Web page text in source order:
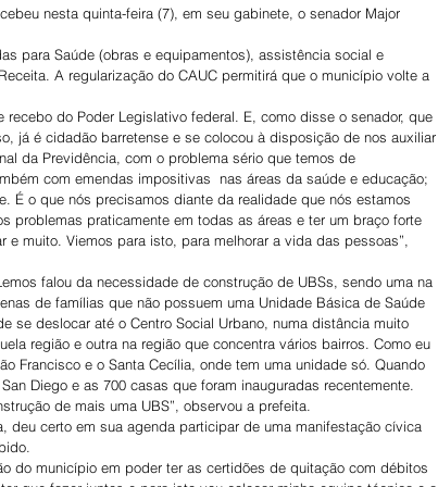
nesta quinta-feira (7), em seu gabinete, o senador Major
para Saúde (obras e equipamentos), assistência social e
A regularização do CAUC permitirá que o município volte a
do Poder Legislativo federal. E, como disse o senador, que
já é cidadão barretense e se colocou à disposição de nos auxiliar
da Previdência, com o problema sério que temos de
com emendas impositivas  nas áreas da saúde e educação;
É o que nós precisamos diante da realidade que nós estamos
problemas praticamente em todas as áreas e ter um braço forte
e muito. Viemos para isto, para melhorar a vida das pessoas”,
falou da necessidade de construção de UBSs, sendo uma na
de famílias que não possuem uma Unidade Básica de Saúde
se deslocar até o Centro Social Urbano, numa distância muito
região e outra na região que concentra vários bairros. Como eu
Francisco e o Santa Cecília, onde tem uma unidade só. Quando
Diego e as 700 casas que foram inauguradas recentemente.
de mais uma UBS”, observou a prefeita.
deu certo em sua agenda participar de uma manifestação cívica
do município em poder ter as certidões de quitação com débitos